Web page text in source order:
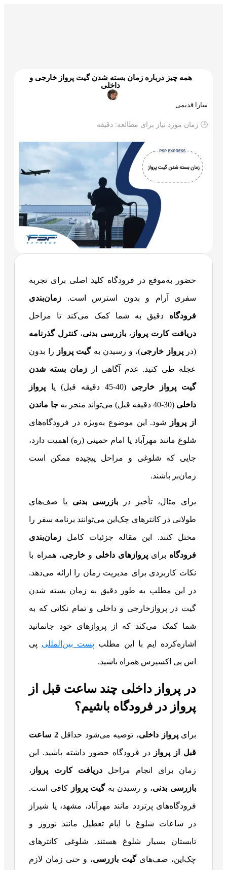
همه چیز درباره زمان بسته شدن گیت پرواز خارجی و
داخلی
سارا قدیمی
🕒 زمان مورد نیاز برای مطالعه: دقیقه
حضور به‌موقع در فرودگاه کلید اصلی برای تجربه
سفری آرام و بدون استرس است. زمان‌بندی
فرودگاه دقیق به شما کمک می‌کند تا مراحل
دریافت کارت پرواز ،بازرسی بدنی،کنترل گذرنامه
(درپرواز خارجی)، و رسیدن بهگیت پرواز را بدون
عجله طی کنید. عدم آگاهی از زمان بسته شدن
گیت پرواز خارجی (40-45 دقیقه قبل) یا پرواز
داخلی (30-40 دقیقه قبل) می‌تواند منجر به جا ماندن
از پرواز شود. این موضوع به‌ویژه در فرودگاه‌های
شلوغ مانند مهرآباد یا امام خمینی (ره) اهمیت دارد،
جایی که شلوغی و مراحل پیچیده ممکن است
زمان‌بر باشند.
برای مثال، تأخیر در بازرسی بدنی یا صف‌های
طولانی در کانترهای چک‌این می‌توانند برنامه سفر را
مختل کنند. این مقاله جزئیات کامل زمان‌بندی
فرودگاه برایپروازهای داخلی وخارجی، همراه با
نکات کاربردی برای مدیریت زمان را ارائه می‌دهد.
در این مطلب به طور دقیق به زمان بسته شدن
گیت در پروازخارجی و داخلی و تمام نکاتی که به
شما کمک می‌کند که از پرواز‌های خود جانمانید
اشاره‌کرده ایم با این مطلب پست بین‌المللی پی
اس پی اکسپرس همراه باشید.
در پرواز داخلی چند ساعت قبل از
پرواز در فرودگاه باشیم؟
برایپرواز داخلی، توصیه می‌شود حداقل2 ساعت
قبل از پرواز در فرودگاه حضور داشته باشید. این
زمان برای انجام مراحلدریافت کارت پرواز ،
بازرسی بدنی، و رسیدن بهگیت پرواز کافی است.
فرودگاه‌های پرتردد مانند مهرآباد، مشهد، یا شیراز
در ساعات شلوغ یا ایام تعطیل مانند نوروز و
تابستان بسیار شلوغ هستند. شلوغی کانترهای
چک‌این، صف‌هایگیت بازرسی، و حتی زمان لازم